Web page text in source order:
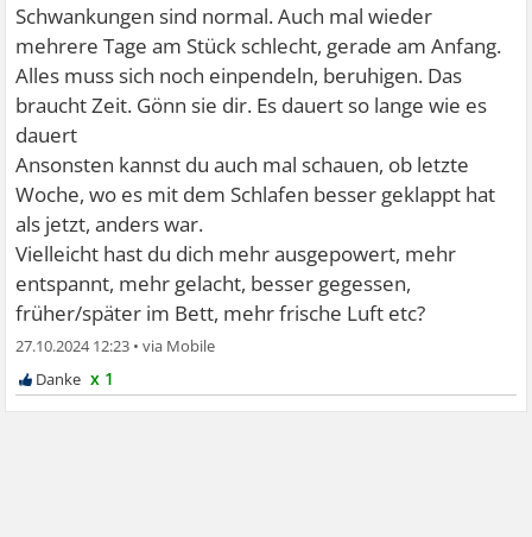
Schwankungen sind normal. Auch mal wieder
mehrere Tage am Stück schlecht, gerade am Anfang.
Alles muss sich noch einpendeln, beruhigen. Das
braucht Zeit. Gönn sie dir. Es dauert so lange wie es
dauert
Ansonsten kannst du auch mal schauen, ob letzte
Woche, wo es mit dem Schlafen besser geklappt hat
als jetzt, anders war.
Vielleicht hast du dich mehr ausgepowert, mehr
entspannt, mehr gelacht, besser gegessen,
früher/später im Bett, mehr frische Luft etc?
27.10.2024 12:23 •
x 1